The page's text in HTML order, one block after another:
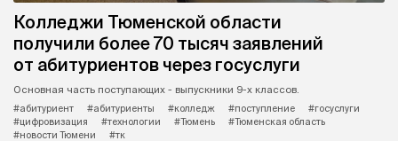
Колледжи Тюменской области
получили более 70 тысяч заявлений
от абитуриентов через госуслуги
Основная часть поступающих - выпускники 9-х классов.
#абитуриент
#абитуриенты #колледж #поступление
#госуслуги
#цифровизация
#технологии #Тюмень
#Тюменская область
#новости Тюмени
#тк